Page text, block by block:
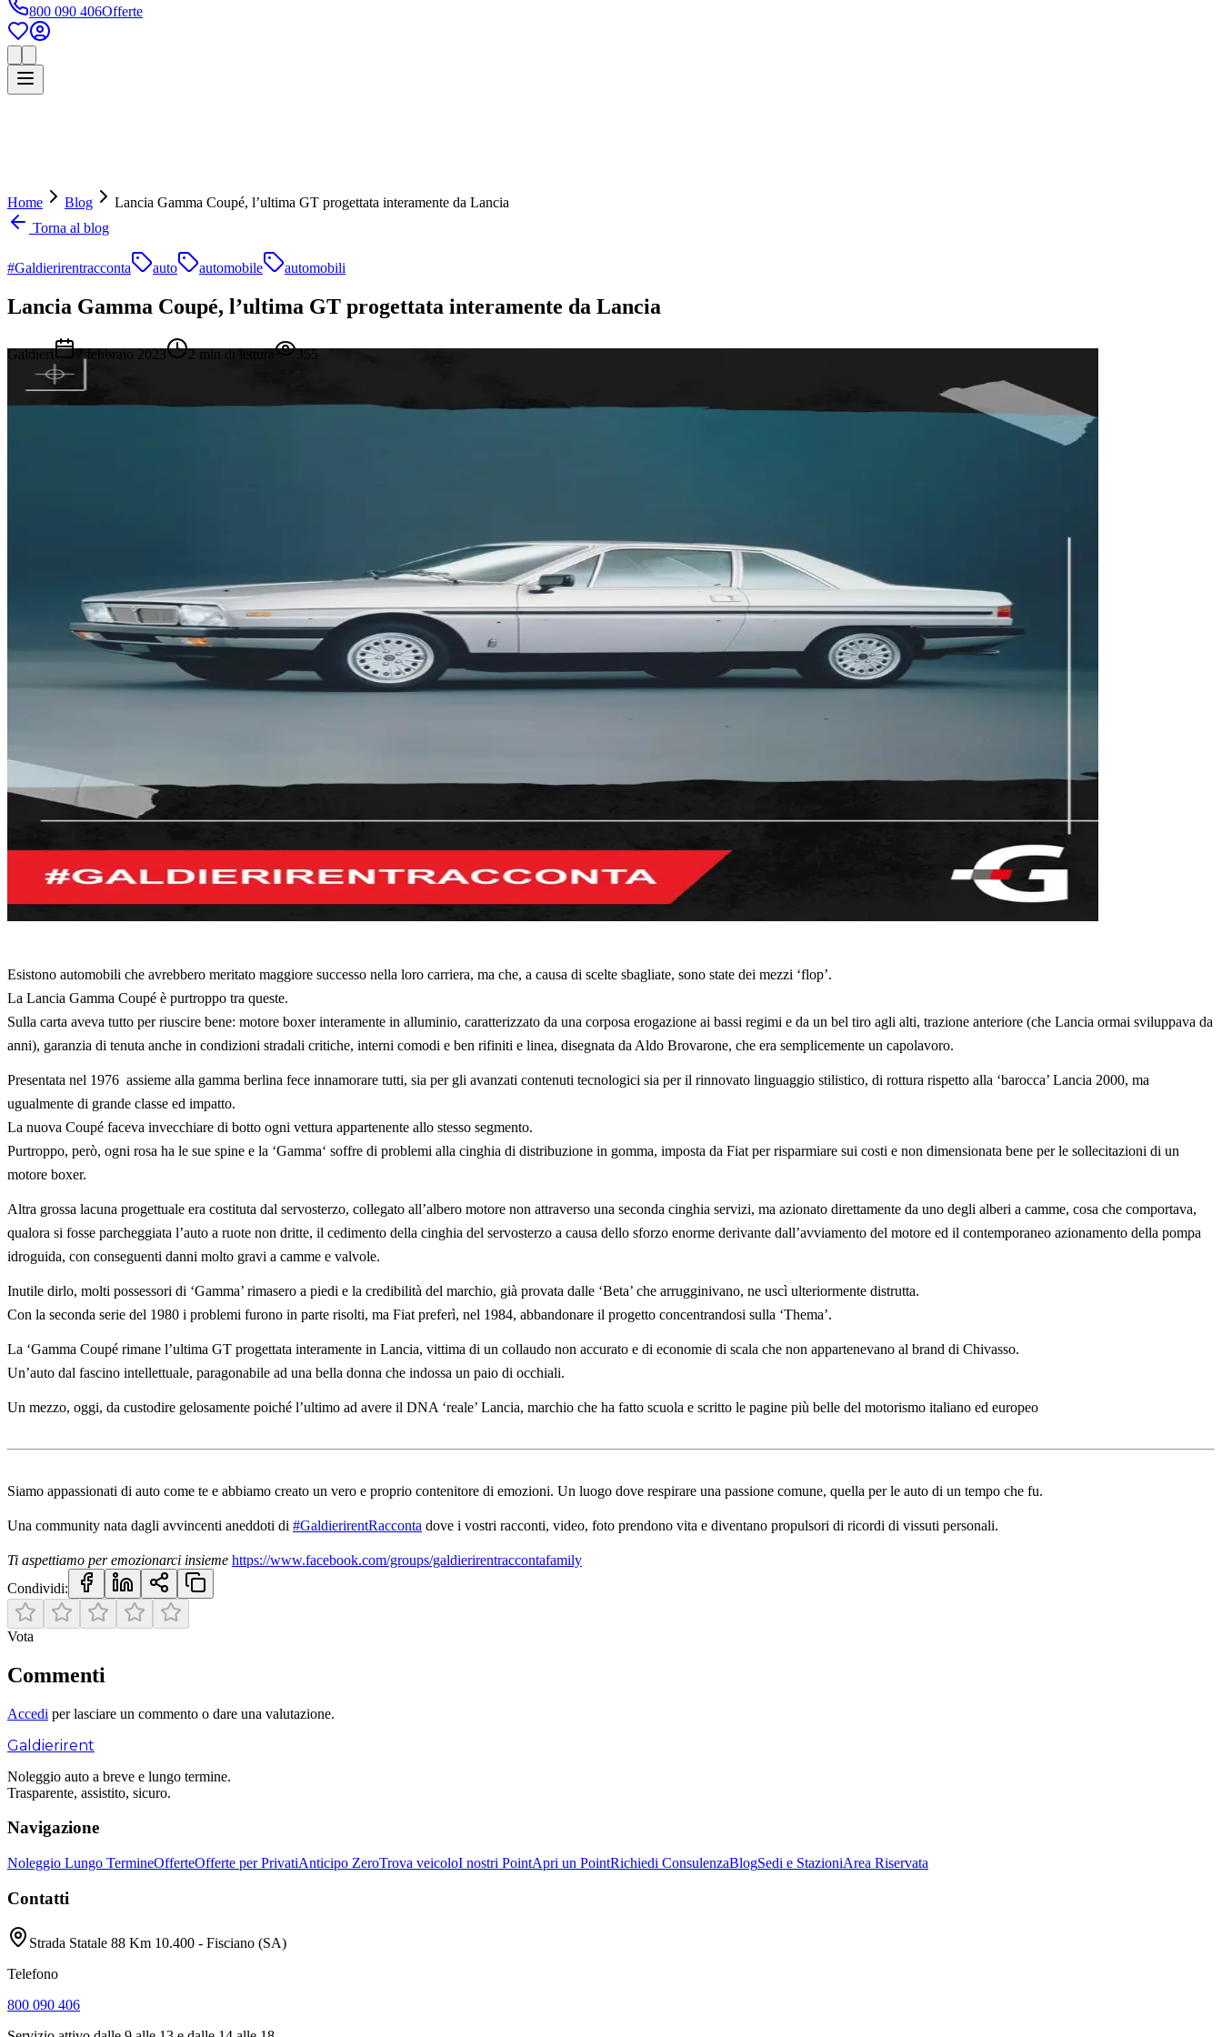
800 090 406Offerte
Home Blog
Lancia Gamma Coupé, l’ultima GT progettata interamente da Lancia
Torna al blog
#Galdierirentracconta auto automobile automobili
Lancia Gamma Coupé, l’ultima GT progettata interamente da Lancia
Galdieri 7 febbraio 2023 2 min di lettura 355
Esistono automobili che avrebbero meritato maggiore successo nella loro carriera, ma che, a causa di scelte sbagliate, sono state dei mezzi ‘flop’.
La Lancia Gamma Coupé è purtroppo tra queste.
Sulla carta aveva tutto per riuscire bene: motore boxer interamente in alluminio, caratterizzato da una corposa erogazione ai bassi regimi e da un bel tiro agli alti, trazione anteriore (che Lancia ormai sviluppava da
anni), garanzia di tenuta anche in condizioni stradali critiche, interni comodi e ben rifiniti e linea, disegnata da Aldo Brovarone, che era semplicemente un capolavoro.
Presentata nel 1976 assieme alla gamma berlina fece innamorare tutti, sia per gli avanzati contenuti tecnologici sia per il rinnovato linguaggio stilistico, di rottura rispetto alla ‘barocca’ Lancia 2000, ma
ugualmente di grande classe ed impatto.
La nuova Coupé faceva invecchiare di botto ogni vettura appartenente allo stesso segmento.
Purtroppo, però, ogni rosa ha le sue spine e la ‘Gamma‘ soffre di problemi alla cinghia di distribuzione in gomma, imposta da Fiat per risparmiare sui costi e non dimensionata bene per le sollecitazioni di un
motore boxer.
Altra grossa lacuna progettuale era costituta dal servosterzo, collegato all’albero motore non attraverso una seconda cinghia servizi, ma azionato direttamente da uno degli alberi a camme, cosa che comportava,
qualora si fosse parcheggiata l’auto a ruote non dritte, il cedimento della cinghia del servosterzo a causa dello sforzo enorme derivante dall’avviamento del motore ed il contemporaneo azionamento della pompa
idroguida, con conseguenti danni molto gravi a camme e valvole.
Inutile dirlo, molti possessori di ‘Gamma’ rimasero a piedi e la credibilità del marchio, già provata dalle ‘Beta’ che arrugginivano, ne uscì ulteriormente distrutta.
Con la seconda serie del 1980 i problemi furono in parte risolti, ma Fiat preferì, nel 1984, abbandonare il progetto concentrandosi sulla ‘Thema’.
La ‘Gamma Coupé rimane l’ultima GT progettata interamente in Lancia, vittima di un collaudo non accurato e di economie di scala che non appartenevano al brand di Chivasso.
Un’auto dal fascino intellettuale, paragonabile ad una bella donna che indossa un paio di occhiali.
Un mezzo, oggi, da custodire gelosamente poiché l’ultimo ad avere il DNA ‘reale’ Lancia, marchio che ha fatto scuola e scritto le pagine più belle del motorismo italiano ed europeo
Siamo appassionati di auto come te e abbiamo creato un vero e proprio contenitore di emozioni. Un luogo dove respirare una passione comune, quella per le auto di un tempo che fu.
Una community nata dagli avvincenti aneddoti di #GaldierirentRacconta dove i vostri racconti, video, foto prendono vita e diventano propulsori di ricordi di vissuti personali.
Ti aspettiamo per emozionarci insieme https://www.facebook.com/groups/galdierirentraccontafamily
Condividi:
Vota
Commenti
Accedi per lasciare un commento o dare una valutazione.
Galdierirent
Noleggio auto a breve e lungo termine.
Trasparente, assistito, sicuro.
Navigazione
Noleggio Lungo TermineOfferteOfferte per PrivatiAnticipo ZeroTrova veicoloI nostri PointApri un PointRichiedi ConsulenzaBlogSedi e StazioniArea Riservata
Contatti
Strada Statale 88 Km 10.400 - Fisciano (SA)
Telefono
800 090 406